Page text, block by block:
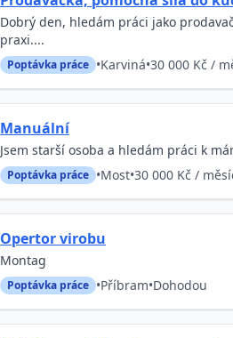
Dobrý den, hledám práci jako
praxi....
Poptávka práce •Karviná•30 000 Kč /
Manuální
Jsem starší osoba a hledám práci k
Poptávka práce •Most•30 000 Kč /
Opertor virobu
Montag
Poptávka práce •Příbram•Dohodou